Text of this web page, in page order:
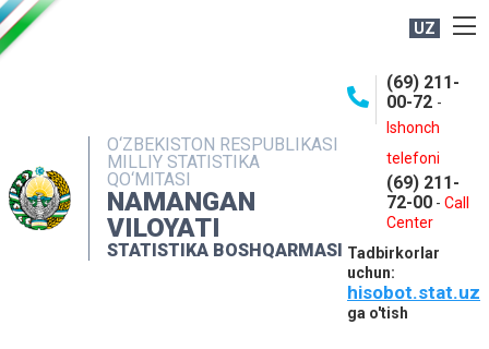
UZ
O‘ZBEKISTON RESPUBLIKASI
MILLIY STATISTIKA
QO‘MITASI
NAMANGAN
VILOYATI
STATISTIKA BOSHQARMASI
(69) 211-
00-72 -
Ishonch
telefoni
(69) 211-
72-00 - Call
Center
Tadbirkorlar
uchun:
hisobot.stat.uz
ga o'tish
NASHRLAR
INTERAKTIV XIZMATLAR
MATBUOT XIZMATI
MUROJAATLAR